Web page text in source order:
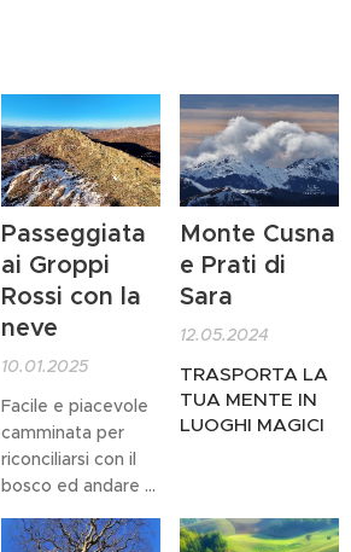
Passeggiata
ai Groppi
Rossi con la
neve
10.01.2025
Facile e piacevole
camminata per
riconciliarsi con il
bosco ed andare a
potente
Monte Cusna
e Prati di
Sara
12.05.2024
TRASPORTA LA
TUA MENTE IN
LUOGHI MAGICI